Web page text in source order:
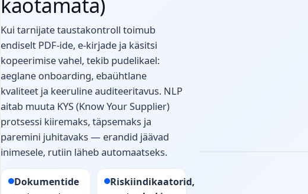
Kui tarnijate taustakontroll toimub
endiselt PDF-ide, e‑kirjade ja käsitsi
kopeerimise vahel, tekib pudelikael:
aeglane onboarding, ebaühtlane
kvaliteet ja keeruline auditeeritavus. NLP
aitab muuta KYS (Know Your Supplier)
protsessi kiiremaks, täpsemaks ja
paremini juhitavaks — erandid jäävad
inimesele, rutiin läheb automaatseks.
Dokumentide
Riskiindikaatorid,